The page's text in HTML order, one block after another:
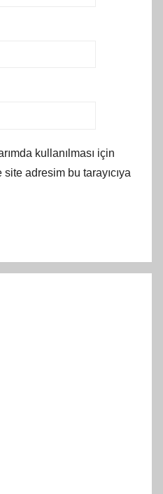
kullanılması için
adresim bu tarayıcıya